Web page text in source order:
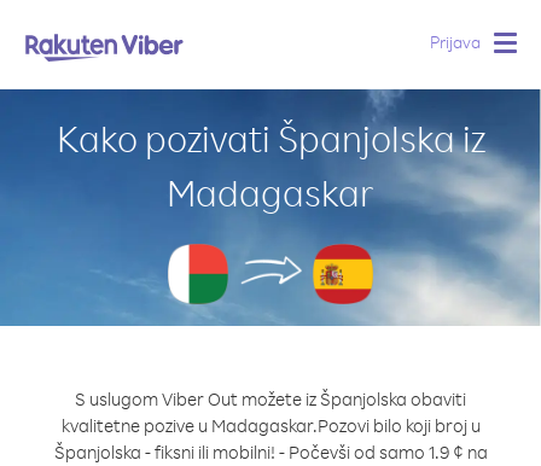
Prijava
Kako pozivati Španjolska iz
Madagaskar
S uslugom Viber Out možete iz Španjolska obaviti
kvalitetne pozive u Madagaskar.Pozovi bilo koji broj u
Španjolska - fiksni ili mobilni! - Počevši od samo 1.9 ¢ na